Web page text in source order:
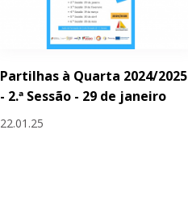
Partilhas à Quarta 2024/2025
- 2.ª Sessão - 29 de janeiro
22.01.25